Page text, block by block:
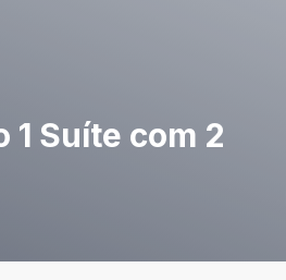
Suíte com 2